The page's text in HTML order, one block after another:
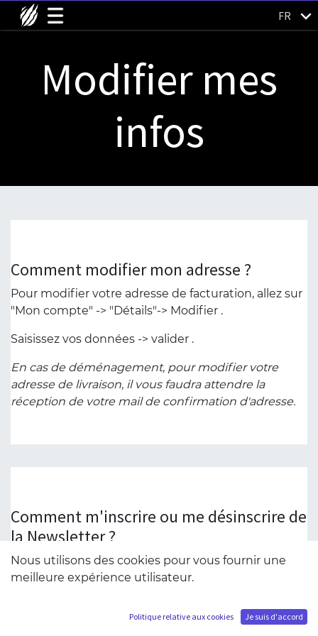
FR
Modifier mes
infos
Comment modifier mon adresse ?
Pour modifier votre adresse de facturation, allez sur
"Mon compte" -> "Détails"-> Modifier .
Saisissez vos données -> valider .
En cas de déménagement, pour modifier votre
adresse de livraison, il vous faudra attendre la
réception de votre mail de confirmation d'adresse.
Comment m'inscrire ou me désinscrire de
la Newsletter ?
En bas de la page d'accueil de notre site, vous
pouvez saisir l'adresse mail de votre compte Tsume
Nous utilisons des cookies pour vous fournir une
meilleure expérience utilisateur.
Politique relative aux cookies Je suis d'accord